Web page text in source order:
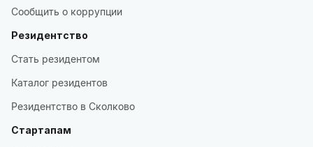
Сообщить о коррупции
Резидентство
Стать резидентом
Каталог резидентов
Резидентство в Сколково
Стартапам